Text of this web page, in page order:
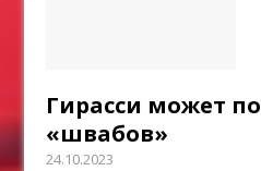
Гирасси может
«швабов»
24.10.2023